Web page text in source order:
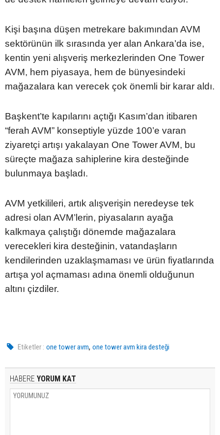
Kişi başına düşen metrekare bakımından AVM
sektörünün ilk sırasında yer alan Ankara’da ise,
kentin yeni alışveriş merkezlerinden One Tower
AVM, hem piyasaya, hem de bünyesindeki
mağazalara kan verecek çok önemli bir karar aldı.
Başkent’te kapılarını açtığı Kasım’dan itibaren
“ferah AVM” konseptiyle yüzde 100’e varan
ziyaretçi artışı yakalayan One Tower AVM, bu
süreçte mağaza sahiplerine kira desteğinde
bulunmaya başladı.
AVM yetkilileri, artık alışverişin neredeyse tek
adresi olan AVM’lerin, piyasaların ayağa
kalkmaya çalıştığı dönemde mağazalara
verecekleri kira desteğinin, vatandaşların
kendilerinden uzaklaşmaması ve ürün fiyatlarında
artışa yol açmaması adına önemli olduğunun
altını çizdiler.
Etiketler : one tower avm,one tower avm kira desteği
HABERE YORUM KAT